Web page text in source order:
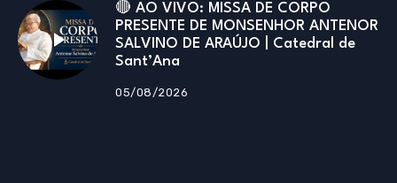
🔴 AO VIVO: MISSA DE CORPO
PRESENTE DE MONSENHOR ANTENOR
SALVINO DE ARAÚJO | Catedral de
Sant’Ana
05/08/2026